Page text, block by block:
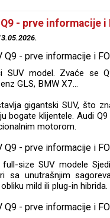
- prve informacije i
SUV model. Zvaće se
GLS, BMW X7...
gigantski SUV, što
bogate klijentele. Audi
motorom.
size SUV modele
sa unutrašnjim
mild ili plug-in hibrida.